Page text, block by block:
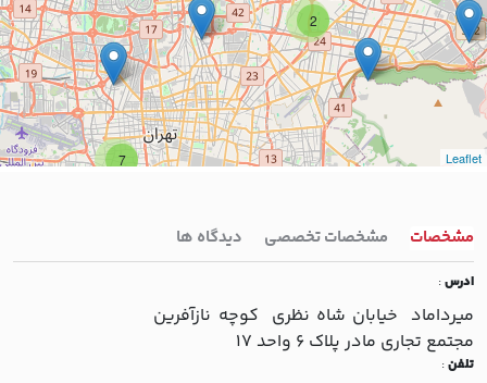
7
2
Leaflet
مشخصات مشخصات تخصصی دیدگاه ها
ادرس:
ميرداماد خيابان شاه نظري کوچه نازآفرين
مجتمع تجاري مادر پلاک 6 واحد 17
تلفن: